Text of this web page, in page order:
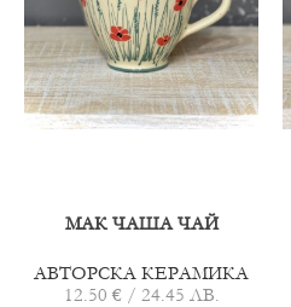
МАК ЧАША ЧАЙ
АВТОРСКА КЕРАМИКА
12.50 € / 24.45 ЛВ.